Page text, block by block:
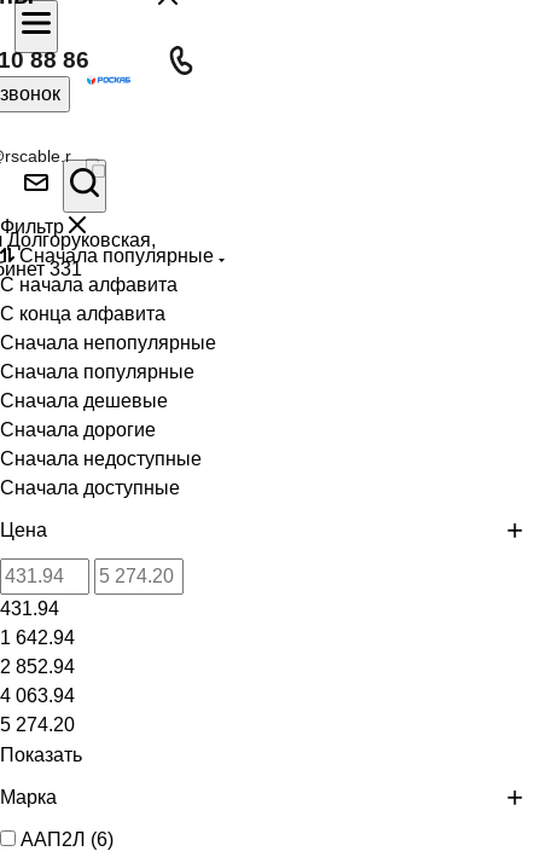
88 86
331
Фильтр
Сначала популярные
С начала алфавита
С конца алфавита
Сначала непопулярные
Сначала популярные
Сначала дешевые
Сначала дорогие
Сначала недоступные
Сначала доступные
Цена
431.94
1 642.94
2 852.94
4 063.94
5 274.20
Показать
Марка
ААП2Л (6)